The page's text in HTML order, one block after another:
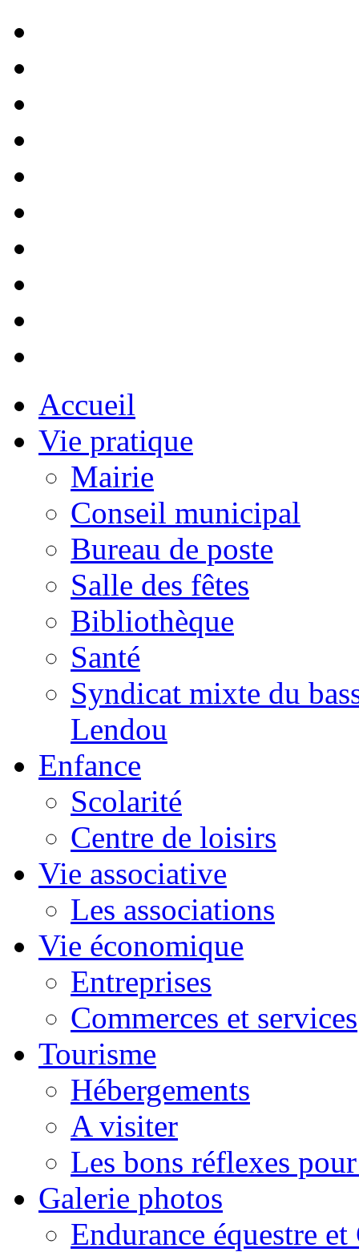
Accueil
Vie pratique
Mairie
Conseil municipal
Bureau de poste
Salle des fêtes
Bibliothèque
Santé
Syndicat mixte du
Lendou
Enfance
Scolarité
Centre de loisirs
Vie associative
Les associations
Vie économique
Entreprises
Commerces et services
Tourisme
Hébergements
A visiter
Les bons réflexes
Galerie photos
Endurance équestre